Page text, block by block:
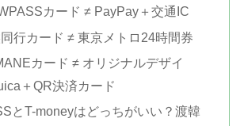
カード ≠ PayPay＋交通IC
行カード ≠ 東京メトロ24時間券
カード ≠ オリジナルデザイ
＋QR決済カード
とT-moneyはどっちがいい？渡韓